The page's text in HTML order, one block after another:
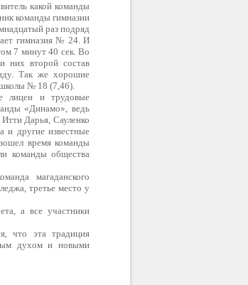
какой команды
команды гимназии
раз подряд
гимназия № 24. И
7 минут 40 сек. Во
них второй состав
Так же хорошие
школы № 18 (7,46).
лицеи и трудовые
«Динамо», ведь
Дарья, Сауленко
и другие известные
время команды
команды общества
магаданского
третье место у
а все участники
что эта традиция
духом и новыми